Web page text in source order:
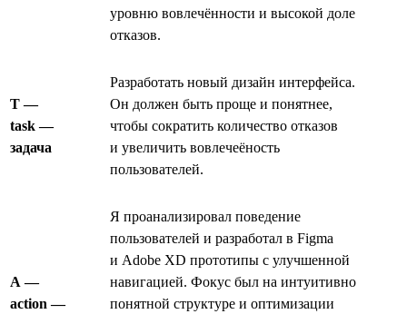
уровню вовлечённости и высокой доле
отказов.
T —
task —
задача
Разработать новый дизайн интерфейса.
Он должен быть проще и понятнее,
чтобы сократить количество отказов
и увеличить вовлечеёность
пользователей.
A —
action —
Я проанализировал поведение
пользователей и разработал в Figma
и Adobe XD прототипы с улучшенной
навигацией. Фокус был на интуитивно
понятной структуре и оптимизации